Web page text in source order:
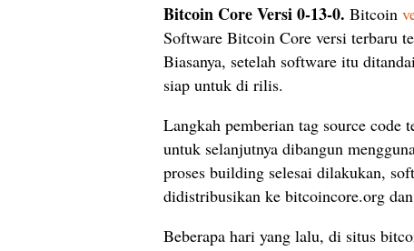
Bitcoin Core Versi 0-13-0. Bitcoin
Software Bitcoin Core versi terbaru
Biasanya, setelah software itu
siap untuk di rilis.
Langkah pemberian tag source code
untuk selanjutnya dibangun
proses building selesai dilakukan,
didistribusikan ke bitcoincore.org
Beberapa hari yang lalu, di situs